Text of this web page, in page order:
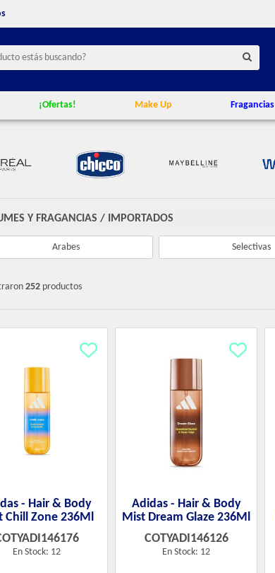
¡Ofertas! Make Up Fragancias
Y FRAGANCIAS / IMPORTADOS
Arabes Selectivas
252 productos
- Hair & Body
Chill Zone 236Ml
En Stock: 12
Adidas - Hair & Body
Mist Dream Glaze 236Ml
COTYADI146126
En Stock: 12